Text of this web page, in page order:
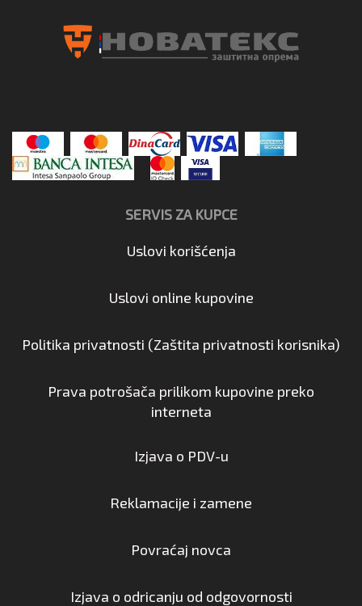
SERVIS ZA KUPCE
Uslovi korišćenja
Uslovi online kupovine
Politika privatnosti (Zaštita privatnosti korisnika)
Prava potrošača prilikom kupovine preko
interneta
Izjava o PDV-u
Reklamacije i zamene
Povraćaj novca
Izjava o odricanju od odgovornosti